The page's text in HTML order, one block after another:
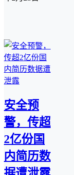
安全预
警，传超
2亿份国
内简历数